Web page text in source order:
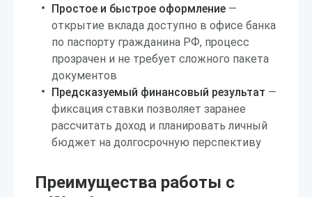
Простое и быстрое оформление —
открытие вклада доступно в офисе банка
по паспорту гражданина РФ, процесс
прозрачен и не требует сложного пакета
документов
Предсказуемый финансовый результат —
фиксация ставки позволяет заранее
рассчитать доход и планировать личный
бюджет на долгосрочную перспективу
Преимущества работы с